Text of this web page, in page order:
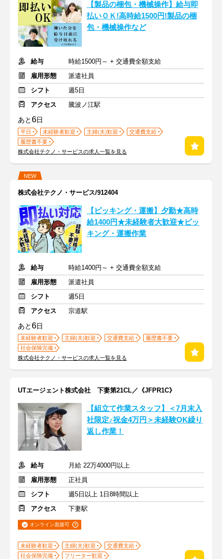
【製品の梱包・機械操作】給与即
払いＯＫ!高時給1500円!製品の梱
包・機械操作など
給与
時給1500円～ + 交通費全額支給
雇用形態
派遣社員
シフト
週5日
アクセス
騰波ノ江駅
あと6日
平日 未経験者歓迎 主婦(夫)歓迎
交通費支給
履歴書不要
株式会社テクノ・サービスの求人一覧を見る
NEW
株式会社テクノ・サービス/912404
【ピッキング・運搬】夕勤★高時
給1400円★未経験者大歓迎★ピッ
キング・運搬作業
給与
時給1400円～ + 交通費全額支給
雇用形態
派遣社員
シフト
週5日
アクセス
宗道駅
あと6日
未経験者歓迎 主婦(夫)歓迎 交通費支給
履歴書不要
社会保険完備
株式会社テクノ・サービスの求人一覧を見る
UTエージェント株式会社 下妻第21CL／《JFPR1C》
【組立て作業スタッフ】＜7月末入
社限定♪祝金4万円＞未経験OK繰り
返し作業！
給与
月給 22万4000円以上
雇用形態
正社員
シフト
週5日以上 1日8時間以上
アクセス
下妻駅
オンライン面接可
未経験者歓迎 主婦(夫)歓迎
交通費支給
社会保険完備
フリーター歓迎